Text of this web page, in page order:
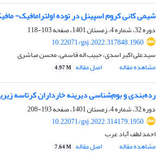
شیمی کانی کروم اسپینل در توده اولترامافیک-
دوره 32، شماره 4، زمستان 1401، صفحه
103-118
10.22071/gsj.2022.317848.1960
سیدعلی اکبر اسدی، حبیب اله قاسمی، محسن مباشری
مشاهده مقاله
اصل مقاله 4.97 M
رده‌بندی و بوم‌شناسی دیرینه خارداران کرتاسه
دوره 32، شماره 4، زمستان 1401، صفحه
193-208
10.22071/gsj.2022.314179.1950
احمد لطف آباد عرب
مشاهده مقاله
اصل مقاله 7.64 M